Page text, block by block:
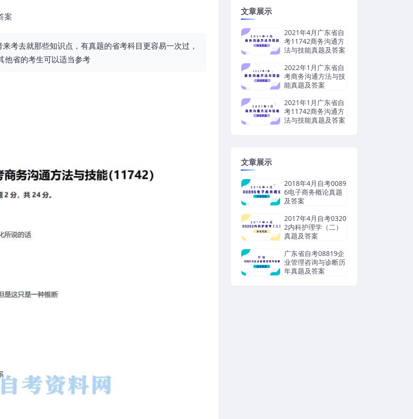
案
考去就那些知识点，有真题的省考科目更容易一次过，
他省的考生可以适当参考
文章展示
2021年4月广东省自
考11742商务沟通方
法与技能真题及答案
2022年1月广东省自
考商务沟通方法与技
能真题及答案
2021年1月广东省自
考11742商务沟通方
法与技能真题及答案
文章展示
2018年4月自考0089
6电子商务概论真题
及答案
2017年4月自考0320
2内科护理学（二）
真题及答案
广东省自考08819企
业管理咨询与诊断历
年真题及答案